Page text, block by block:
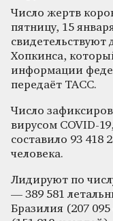
Число жертв
пятницу, 15
Хопкинса,
информации
передаёт ТАСС.
Число
вирусом COVID-
составило 93 418
человека.
Лидируют по
— 389 581
Бразилия (207